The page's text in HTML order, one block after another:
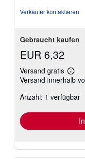
Verkäufer kontaktieren
Gebraucht kaufen
EUR 6,32
Versand gratis
Versand innerhalb
Anzahl: 1 verfügbar